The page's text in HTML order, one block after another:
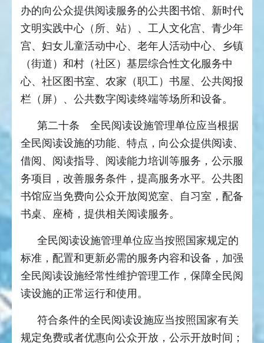
办的向公众提供阅读服务的公共图书馆、新时代
文明实践中心（所、站）、工人文化宫、青少年
宫、妇女儿童活动中心、老年人活动中心、乡镇
（街道）和村（社区）基层综合性文化服务中
心、社区图书室、农家（职工）书屋、公共阅报
栏（屏）、公共数字阅读终端等场所和设备。
第二十条 全民阅读设施管理单位应当根据
全民阅读设施的功能、特点，向公众提供阅读、
借阅、阅读指导、阅读能力培训等服务，公示服
务项目，改善服务条件，提高服务水平。公共图
书馆应当免费向公众开放阅览室、自习室，配备
书桌、座椅，提供相关阅读服务。
全民阅读设施管理单位应当按照国家规定的
标准，配置和更新必需的服务内容和设备，加强
全民阅读设施经常性维护管理工作，保障全民阅
读设施的正常运行和使用。
符合条件的全民阅读设施应当按照国家有关
规定免费或者优惠向公众开放，公示开放时间；